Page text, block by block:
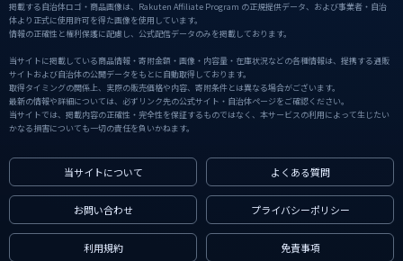
掲載する自治体ロゴ・商品画像は、Rakuten Affiliate Program の正規提供データ、および事業者・自治
体より正式に使用許可を得た画像を使用しています。
情報の正確性と権利保護に配慮し、公式配信データのみを掲載しております。
当サイトに掲載している商品情報・寄附金額・画像・内容量・在庫状況などの各種情報は、提携する通販
サイトおよび自治体の公開データをもとに自動取得しております。
取得タイミングの関係上、実際の販売価格や内容、寄附条件とは異なる場合がございます。
最新の情報や詳細については、必ずリンク先の公式サイト・自治体ページをご確認ください。
当サイトでは、掲載内容の正確性・完全性を保証するものではなく、本サービスの利用によって生じたい
かなる損害についても一切の責任を負いかねます。
当サイトについて よくある質問
お問い合わせ プライバシーポリシー
利用規約 免責事項